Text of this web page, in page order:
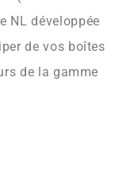
NL développée
de vos boîtes
de la gamme